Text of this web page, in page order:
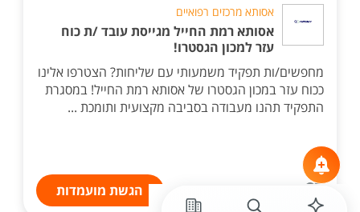
אסותא מרכזים רפואיים
אסותא רמת החייל מגייסת עובד /ת כוח
עזר למכון הגסטרו!
מחפשים/ות תפקיד משמעותי עם שליחות? הצטרפו אלינו
ככוח עזר במכון הגסטרו של אסותא רמת החייל! במסגרת
התפקיד תהנו מעבודה בסביבה מקצועית ותומכת ...
הגשת מועמדות